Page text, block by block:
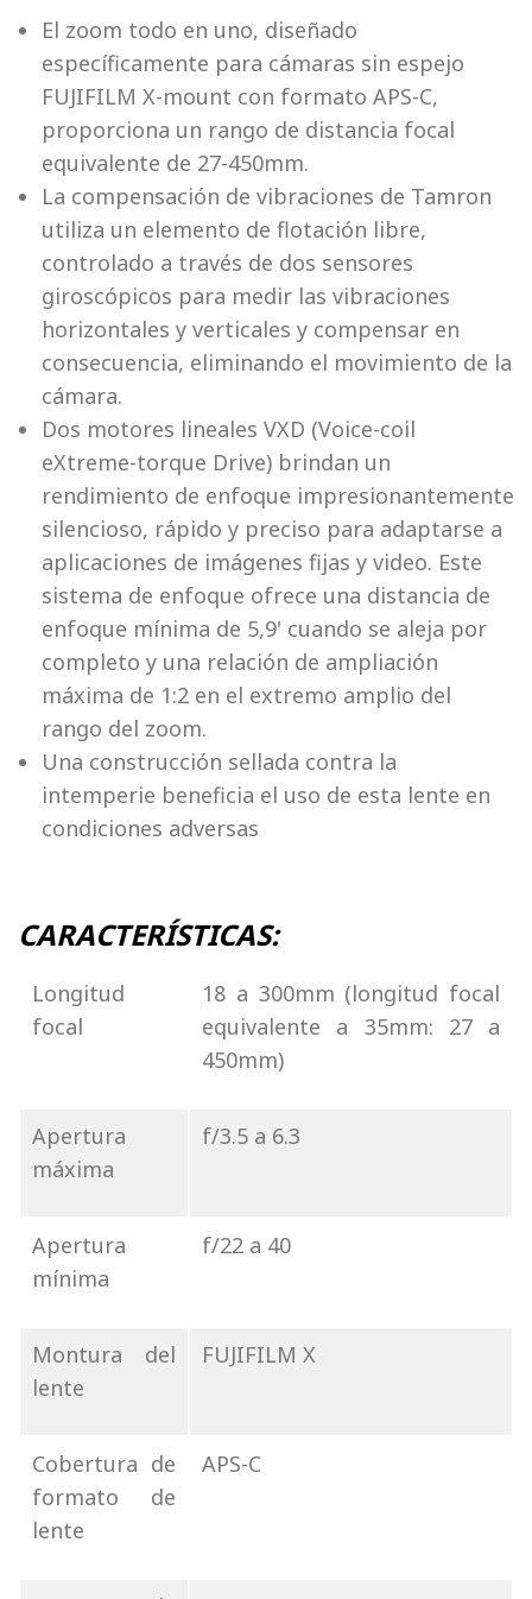
El zoom todo en uno, diseñado
específicamente para cámaras sin espejo
FUJIFILM X-mount con formato APS-C,
proporciona un rango de distancia focal
equivalente de 27-450mm.
La compensación de vibraciones de Tamron
utiliza un elemento de flotación libre,
controlado a través de dos sensores
giroscópicos para medir las vibraciones
horizontales y verticales y compensar en
consecuencia, eliminando el movimiento de la
cámara.
Dos motores lineales VXD (Voice-coil
eXtreme-torque Drive) brindan un
rendimiento de enfoque impresionantemente
silencioso, rápido y preciso para adaptarse a
aplicaciones de imágenes fijas y video. Este
sistema de enfoque ofrece una distancia de
enfoque mínima de 5,9' cuando se aleja por
completo y una relación de ampliación
máxima de 1:2 en el extremo amplio del
rango del zoom.
Una construcción sellada contra la
intemperie beneficia el uso de esta lente en
condiciones adversas
CARACTERÍSTICAS:
Longitud
focal
18 a 300mm (longitud focal
equivalente a 35mm: 27 a
450mm)
Apertura
máxima
f/3.5 a 6.3
Apertura
mínima
f/22 a 40
Montura del
lente
FUJIFILM X
Cobertura de
formato de
lente
APS-C